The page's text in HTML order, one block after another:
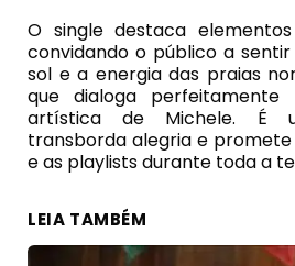
O single destaca
convidando o público a
sol e a energia das praias
que dialoga
artística de Michele. É
transborda alegria e
e as playlists durante toda a
LEIA TAMBÉM